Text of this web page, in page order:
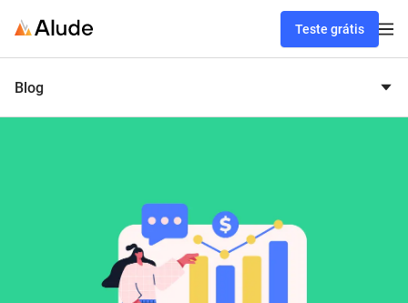
Teste grátis
Blog